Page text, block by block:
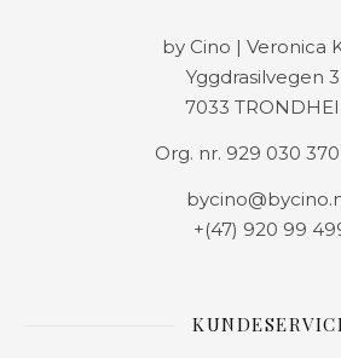
by Cino | Veronica
Yggdrasilvegen
7033
Org. nr. 929 030
+(47) 920 99